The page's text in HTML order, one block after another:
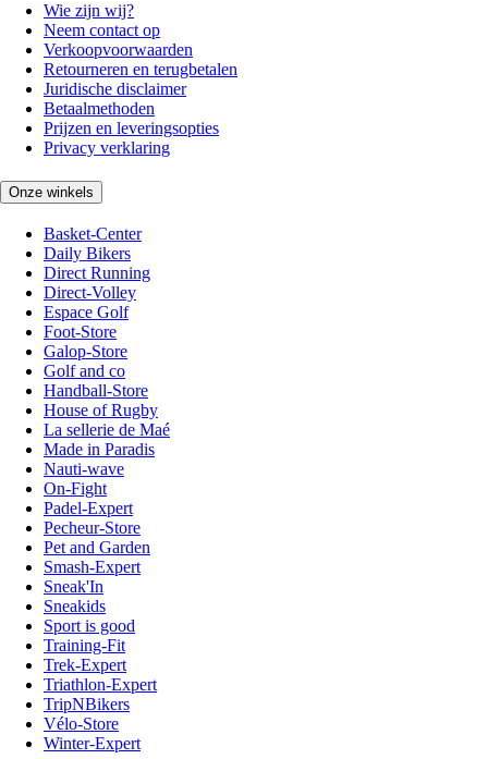
Wie zijn wij?
Neem contact op
Verkoopvoorwaarden
Retourneren en terugbetalen
Juridische disclaimer
Betaalmethoden
Prijzen en leveringsopties
Privacy verklaring
Onze winkels
Basket-Center
Daily Bikers
Direct Running
Direct-Volley
Espace Golf
Foot-Store
Galop-Store
Golf and co
Handball-Store
House of Rugby
La sellerie de Maé
Made in Paradis
Nauti-wave
On-Fight
Padel-Expert
Pecheur-Store
Pet and Garden
Smash-Expert
Sneak'In
Sneakids
Sport is good
Training-Fit
Trek-Expert
Triathlon-Expert
TripNBikers
Vélo-Store
Winter-Expert